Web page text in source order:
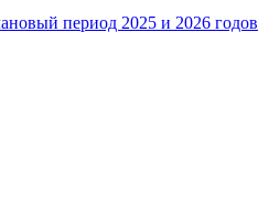
период 2025 и 2026 годов